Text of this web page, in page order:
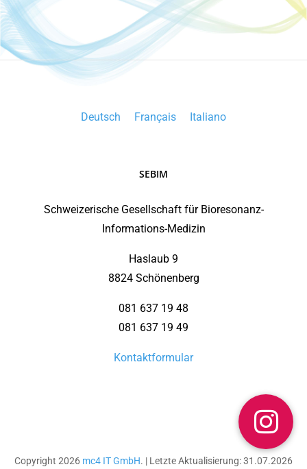
Deutsch Français Italiano
SEBIM
Schweizerische Gesellschaft für Bioresonanz-
Informations-Medizin
Haslaub 9
8824 Schönenberg
081 637 19 48
081 637 19 49
Kontaktformular
Copyright 2026 mc4 IT GmbH. | Letzte Aktualisierung: 31.07.2026